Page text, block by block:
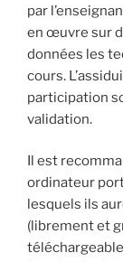
par
en œuvre sur
données les
cours.
participation
validation.
Il est
ordinateur
lesquels ils
(librement et
téléchargeable